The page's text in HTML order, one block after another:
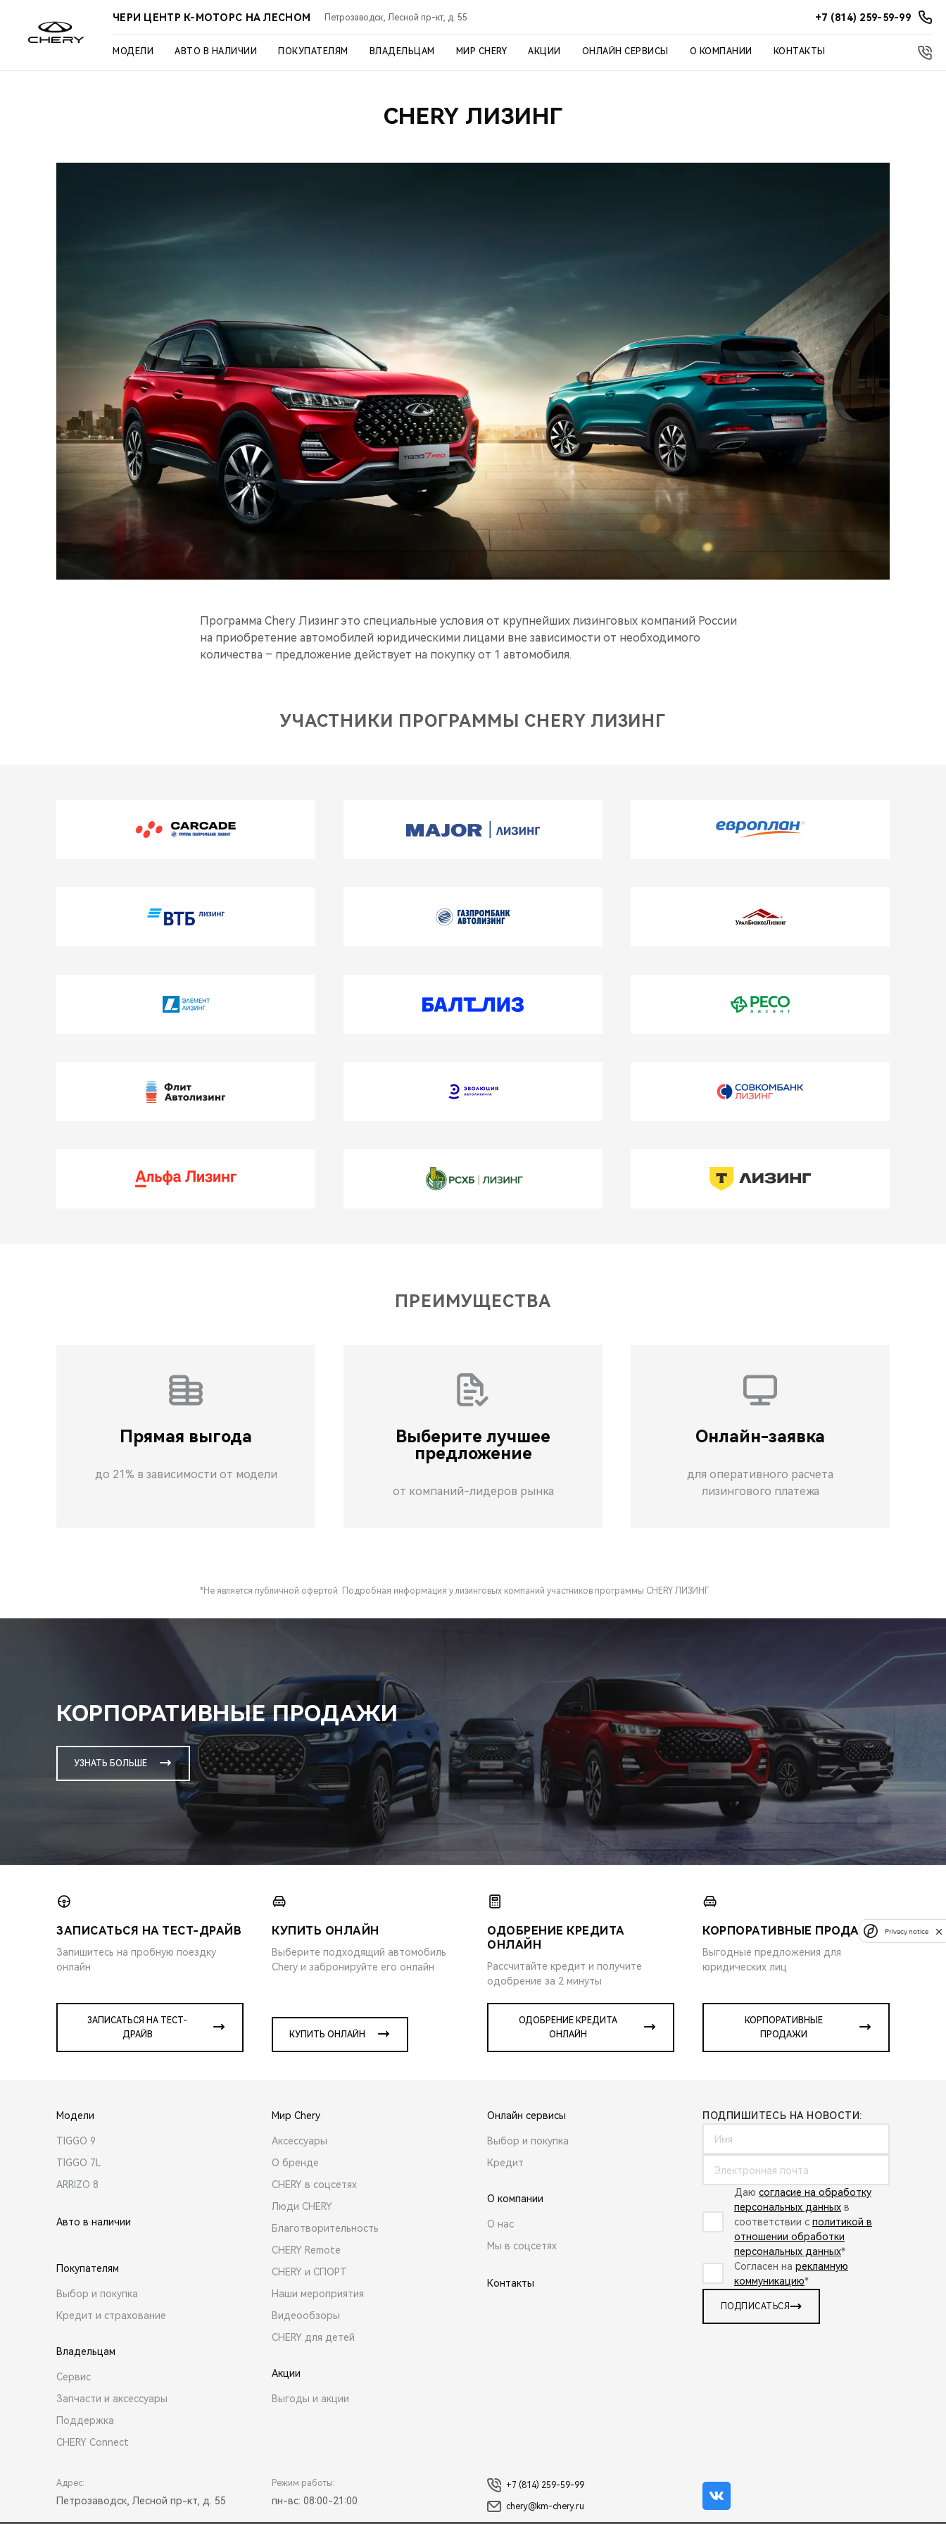
ЧЕРИ ЦЕНТР К-МОТОРС НА ЛЕСНОМ Петрозаводск, Лесной пр-кт, д. 55 +7 (814) 259-59-99
МОДЕЛИ АВТО В НАЛИЧИИ ПОКУПАТЕЛЯМ ВЛАДЕЛЬЦАМ МИР CHERY АКЦИИ ОНЛАЙН СЕРВИСЫ О КОМПАНИИ КОНТАКТЫ
CHERY ЛИЗИНГ
Программа Chery Лизинг это специальные условия от крупнейших лизинговых компаний России
на приобретение автомобилей юридическими лицами вне зависимости от необходимого
количества – предложение действует на покупку от 1 автомобиля.
УЧАСТНИКИ ПРОГРАММЫ CHERY ЛИЗИНГ
ПРЕИМУЩЕСТВА
Прямая выгода
до 21% в зависимости от модели
Выберите лучшее
предложение
от компаний-лидеров рынка
Онлайн-заявка
для оперативного расчета
лизингового платежа
*Не является публичной офертой. Подробная информация у лизинговых компаний участников программы CHERY ЛИЗИНГ
КОРПОРАТИВНЫЕ ПРОДАЖИ
УЗНАТЬ БОЛЬШЕ
ЗАПИСАТЬСЯ НА ТЕСТ-ДРАЙВ
Запишитесь на пробную поездку
онлайн
ЗАПИСАТЬСЯ НА ТЕСТ-
ДРАЙВ
КУПИТЬ ОНЛАЙН
Выберите подходящий автомобиль
Chery и забронируйте его онлайн
КУПИТЬ ОНЛАЙН
ОДОБРЕНИЕ КРЕДИТА
ОНЛАЙН
Рассчитайте кредит и получите
одобрение за 2 минуты
ОДОБРЕНИЕ КРЕДИТА
ОНЛАЙН
КОРПОРАТИВНЫЕ ПРОДАЖИ
Выгодные предложения для
юридических лиц
КОРПОРАТИВНЫЕ
ПРОДАЖИ
Модели
TIGGO 9
TIGGO 7L
ARRIZO 8
Авто в наличии
Покупателям
Выбор и покупка
Кредит и страхование
Владельцам
Сервис
Запчасти и аксессуары
Поддержка
CHERY Connect
Мир Chery
Аксессуары
О бренде
CHERY в соцсетях
Люди CHERY
Благотворительность
CHERY Remote
CHERY и СПОРТ
Наши мероприятия
Видеообзоры
CHERY для детей
Акции
Выгоды и акции
Онлайн сервисы
Выбор и покупка
Кредит
О компании
О нас
Мы в соцсетях
Контакты
ПОДПИШИТЕСЬ НА НОВОСТИ:
Даю согласие на обработку
персональных данных в
соответствии с политикой в
отношении обработки
персональных данных*
Согласен на рекламную
коммуникацию*
ПОДПИСАТЬСЯ
Адрес:
Петрозаводск, Лесной пр-кт, д. 55
Режим работы:
пн-вс: 08:00-21:00
+7 (814) 259-59-99
chery@km-chery.ru
Privacy notice